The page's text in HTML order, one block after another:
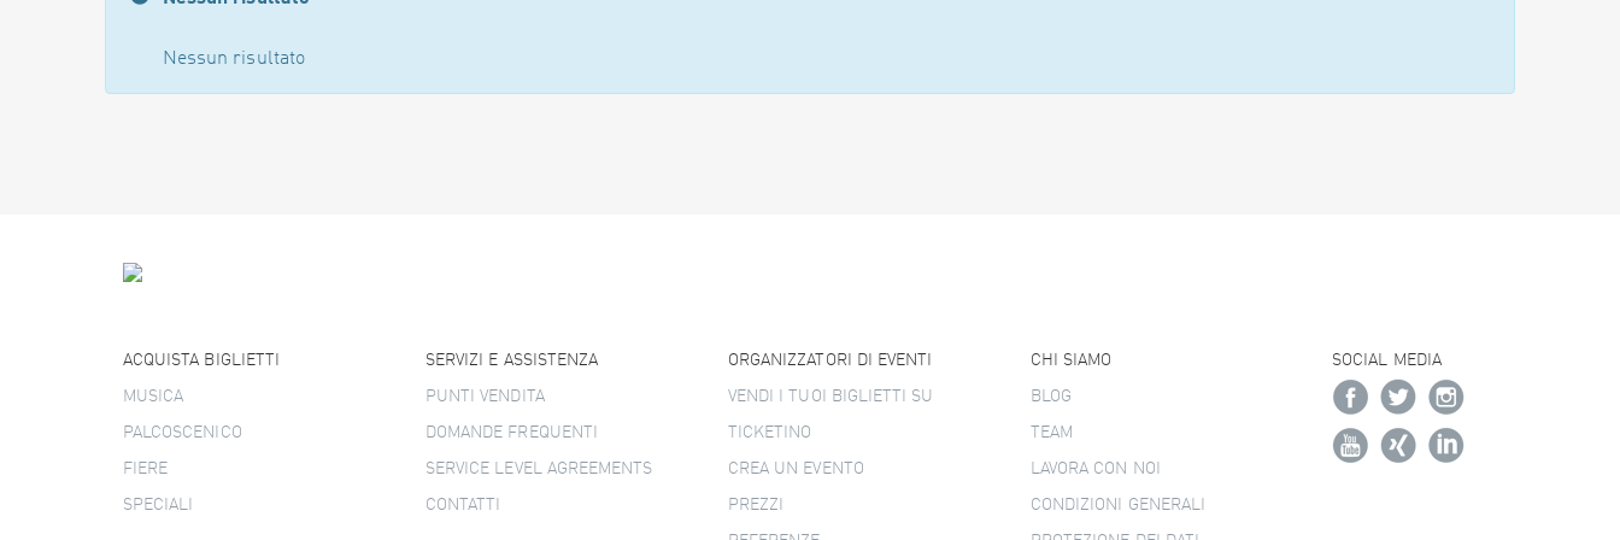
Nessun risultato
ACQUISTA BIGLIETTI
MUSICA
PALCOSCENICO
FIERE
SPECIALI
SERVIZI E ASSISTENZA
PUNTI VENDITA
DOMANDE FREQUENTI
SERVICE LEVEL AGREEMENTS
CONTATTI
ORGANIZZATORI DI EVENTI
VENDI I TUOI BIGLIETTI SU
TICKETINO
CREA UN EVENTO
PREZZI
CHI SIAMO
BLOG
TEAM
LAVORA CON NOI
CONDIZIONI GENERALI
SOCIAL MEDIA